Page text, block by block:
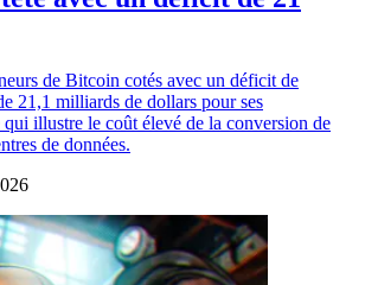
de Bitcoin cotés avec un déficit de
21,1 milliards de dollars pour ses
illustre le coût élevé de la conversion de
de données.